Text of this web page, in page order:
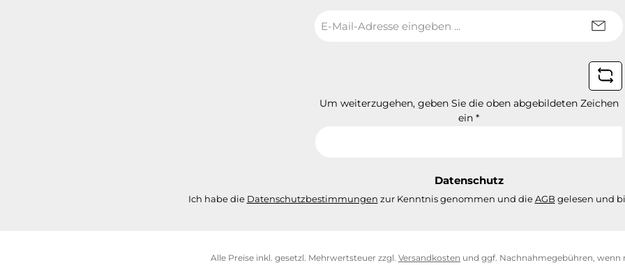
Mail-
Um weiterzugehen, geben Sie die oben abgebildeten Zeichen
ein *
Datenschutz
Ich habe die Datenschutzbestimmungen zur Kenntnis genommen und dieAGB gelesen und
Alle Preise inkl. gesetzl. Mehrwertsteuer zzgl. Versandkosten und ggf. Nachnahmegebühren, wenn